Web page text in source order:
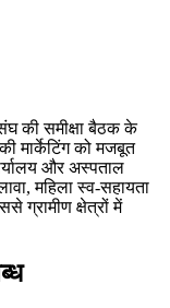
की समीक्षा बैठक के
की मार्केटिंग को मजबूत
और अस्पताल
महिला स्व-सहायता
ग्रामीण क्षेत्रों में